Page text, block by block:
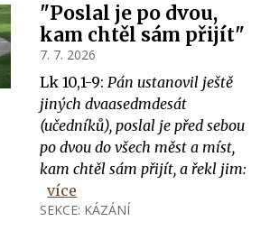
"Poslal je po dvou,
kam chtěl sám přijít"
7. 7. 2026
Lk 10,1-9: Pán ustanovil ještě
jiných dvaasedmdesát
(učedníků), poslal je před sebou
po dvou do všech měst a míst,
kam chtěl sám přijít, a řekl jim:
více
SEKCE: KÁZÁNÍ